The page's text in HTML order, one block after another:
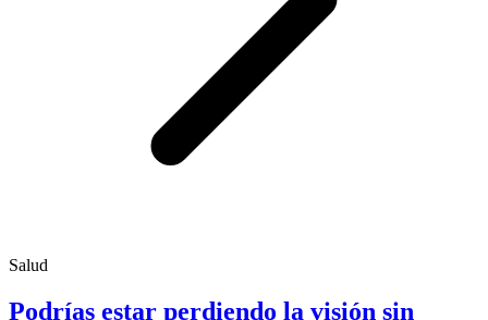
Salud
Podrías estar perdiendo la visión sin